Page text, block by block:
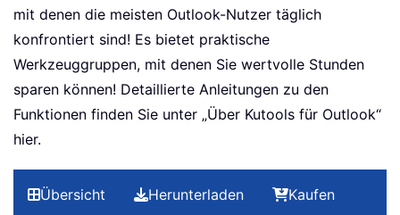
mit denen die meisten Outlook-Nutzer täglich
konfrontiert sind! Es bietet praktische
Werkzeuggruppen, mit denen Sie wertvolle Stunden
sparen können! Detaillierte Anleitungen zu den
Funktionen finden Sie unter „Über Kutools für Outlook“
hier.
Übersicht Herunterladen Kaufen